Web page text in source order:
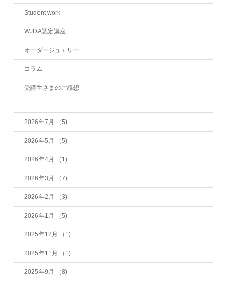
Student work
WJDA認定講座
オーダージュエリー
コラム
受講生さまのご感想
2026年7月 （5)
2026年5月 （5)
2026年4月 （1)
2026年3月 （7)
2026年2月 （3)
2026年1月 （5)
2025年12月 （1)
2025年11月 （1)
2025年9月 （8)